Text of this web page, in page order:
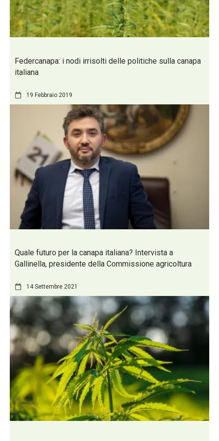
Federcanapa: i nodi irrisolti delle politiche sulla canapa
italiana
19 Febbraio 2019
Quale futuro per la canapa italiana? Intervista a
Gallinella, presidente della Commissione agricoltura
14 Settembre 2021